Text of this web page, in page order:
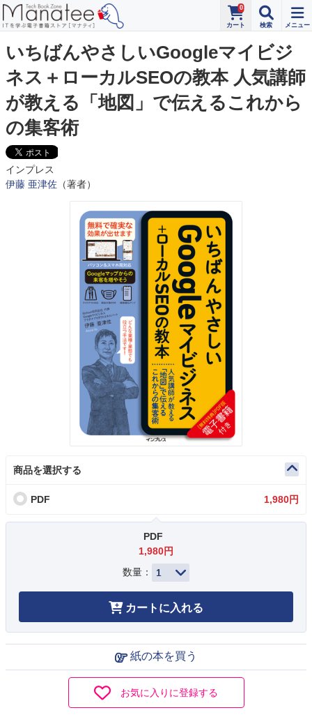
0
いちばんやさしいGoogleマイビジ
ネス＋ローカルSEOの教本 人気講師
が教える「地図」で伝えるこれから
の集客術
インプレス
伊藤 亜津佐 （著者）
商品を選択する
PDF 1,980円
PDF
1,980円
数量：
カートに入れる
紙の本を買う
お気に入りに登録する